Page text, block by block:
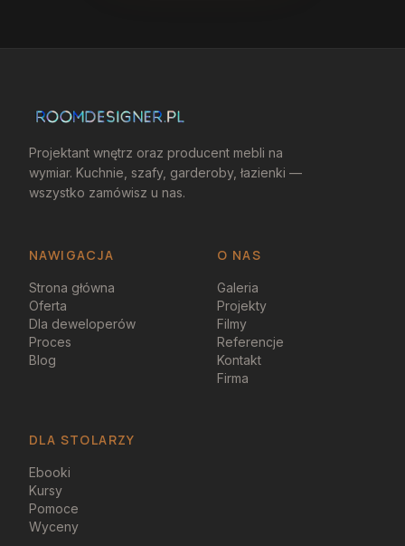
Projektant wnętrz oraz producent mebli na
wymiar. Kuchnie, szafy, garderoby, łazienki —
wszystko zamówisz u nas.
NAWIGACJA O NAS
Strona główna
Oferta
Dla deweloperów
Proces
Blog
Galeria
Projekty
Filmy
Referencje
Kontakt
Firma
DLA STOLARZY
Ebooki
Kursy
Pomoce
Wyceny